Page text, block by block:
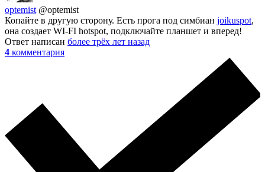
optemist @optemist
Копайте в другую сторону. Есть прога под симбиан joikuspot,
она создает WI-FI hotspot, подключайте планшет и вперед!
Ответ написан более трёх лет назад
4 комментария